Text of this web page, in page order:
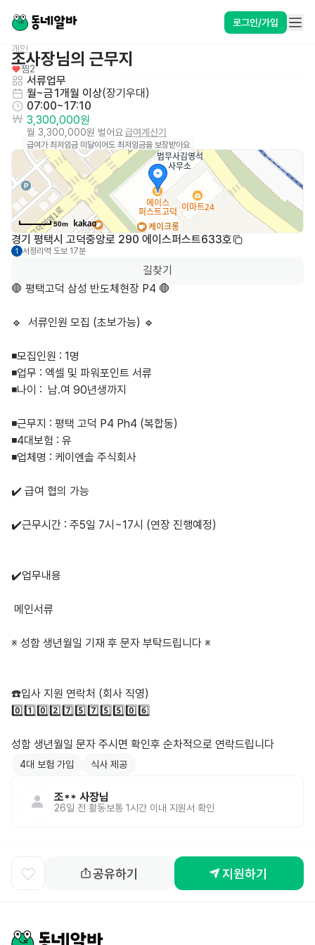
로그인/가입
개인
조사장님의 근무지
찜2
서류업무
월~금1개월 이상(장기우대 )
07:00~17:10
3,300,000원
월 3,300,000원 벌어요급여계산기
급여가 최저임금 미달이어도 최저임금을 보장받아요
50m
경기 평택시 고덕중앙로 290 에이스퍼스트633호
1 서정리역 도보 17분
길찾기
🛑 평택고덕 삼성 반도체현장 P4 🛑
🔹  서류인원 모집 (초보가능) 🔹
◾️모집인원 : 1명
◾️업무 : 엑셀 및 파워포인트 서류
◾️나이 :  남.여 90년생까지
◾️근무지 : 평택 고덕 P4 Ph4 (복합동)
◾️4대보험 : 유
◾️업체명 : 케이엔솔 주식회사
✔️ 급여 협의 가능
✔️근무시간 : 주5일 7시~17시 (연장 진행예정)
✔️업무내용
※ 성함 생년월일 기재 후 문자 부탁드립니다 ※
☎️입사 지원 연락처 (회사 직영)
0️⃣1️⃣0️⃣2️⃣7️⃣5️⃣7️⃣5️⃣5️⃣0️⃣6️⃣
성함 생년월일 문자 주시면 확인후 순차적으로 연락드립니다
4대 보험 가입 식사 제공
조** 사장님
26일 전 활동보통 1시간 이내 지원서 확인
공유하기 지원하기